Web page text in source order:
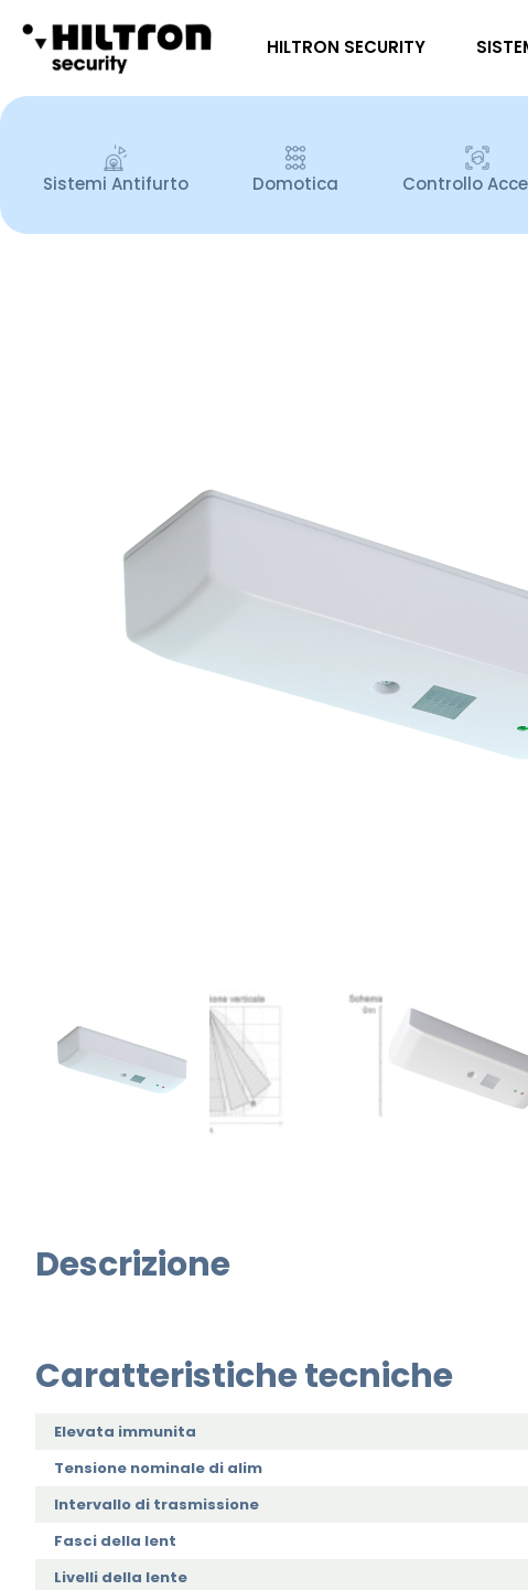
HILTRON SECURITY
Sistemi Antifurto Domotica Controllo
Descrizione
Caratteristiche tecniche
Elevata immunita
Tensione nominale di alim
Intervallo di trasmissione
Fasci della lent
Livelli della lente